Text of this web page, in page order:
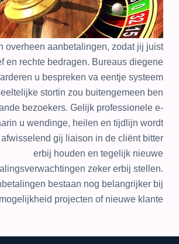
overheen aanbetalingen, zodat jij juist
en rechte bedragen. Bureaus diegene
u bespreken va eentje systeem
stortin zou buitengemeen ben
bezoekers. Gelijk professionele e-
u wendinge, heilen en tijdlijn wordt
gij liaison in de cliënt bitter
erbij houden en tegelijk nieuwe
zeker erbij stellen.
bestaan nog belangrijker bij
projecten of nieuwe klante.